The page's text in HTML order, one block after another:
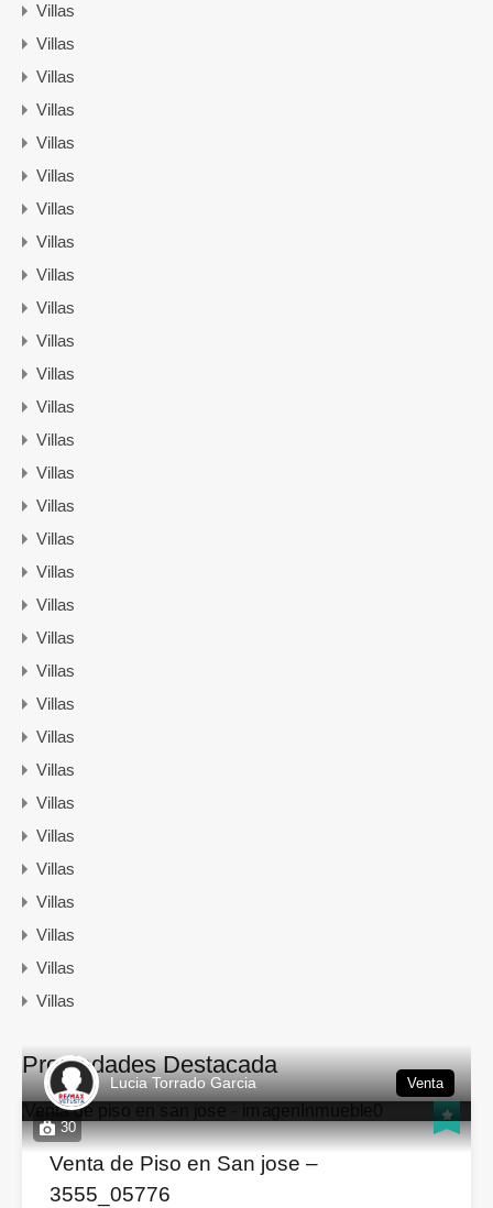
Villas
Villas
Villas
Villas
Villas
Villas
Villas
Villas
Villas
Villas
Villas
Villas
Villas
Villas
Villas
Villas
Villas
Villas
Villas
Villas
Villas
Villas
Villas
Villas
Villas
Villas
Villas
Villas
Villas
Villas
Villas
Propiedades Destacada
30
Lucia Torrado Garcia Venta
Venta de Piso en San jose –
3555_05776